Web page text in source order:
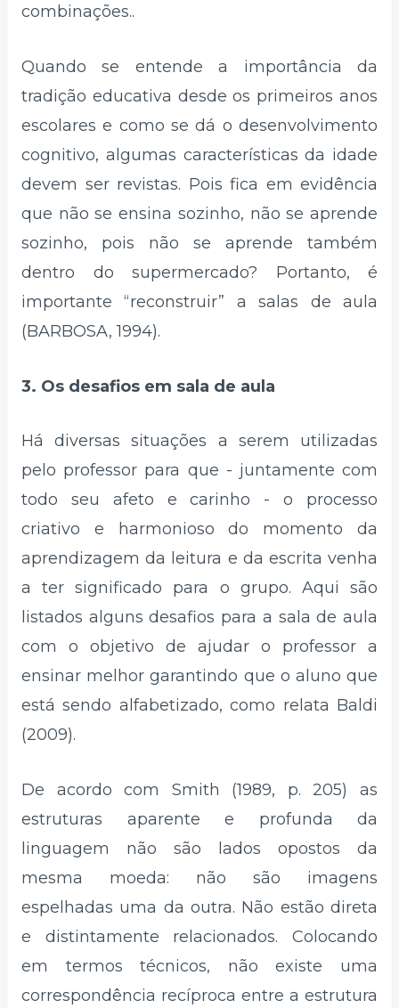
combinações..
Quando se entende a importância da
tradição educativa desde os primeiros anos
escolares e como se dá o desenvolvimento
cognitivo, algumas características da idade
devem ser revistas. Pois fica em evidência
que não se ensina sozinho, não se aprende
sozinho, pois não se aprende também
dentro do supermercado? Portanto, é
importante “reconstruir” a salas de aula
(BARBOSA, 1994).
3. Os desafios em sala de aula
Há diversas situações a serem utilizadas
pelo professor para que - juntamente com
todo seu afeto e carinho - o processo
criativo e harmonioso do momento da
aprendizagem da leitura e da escrita venha
a ter significado para o grupo. Aqui são
listados alguns desafios para a sala de aula
com o objetivo de ajudar o professor a
ensinar melhor garantindo que o aluno que
está sendo alfabetizado, como relata Baldi
(2009).
De acordo com Smith (1989, p. 205) as
estruturas aparente e profunda da
linguagem não são lados opostos da
mesma moeda: não são imagens
espelhadas uma da outra. Não estão direta
e distintamente relacionados. Colocando
em termos técnicos, não existe uma
correspondência recíproca entre a estrutura